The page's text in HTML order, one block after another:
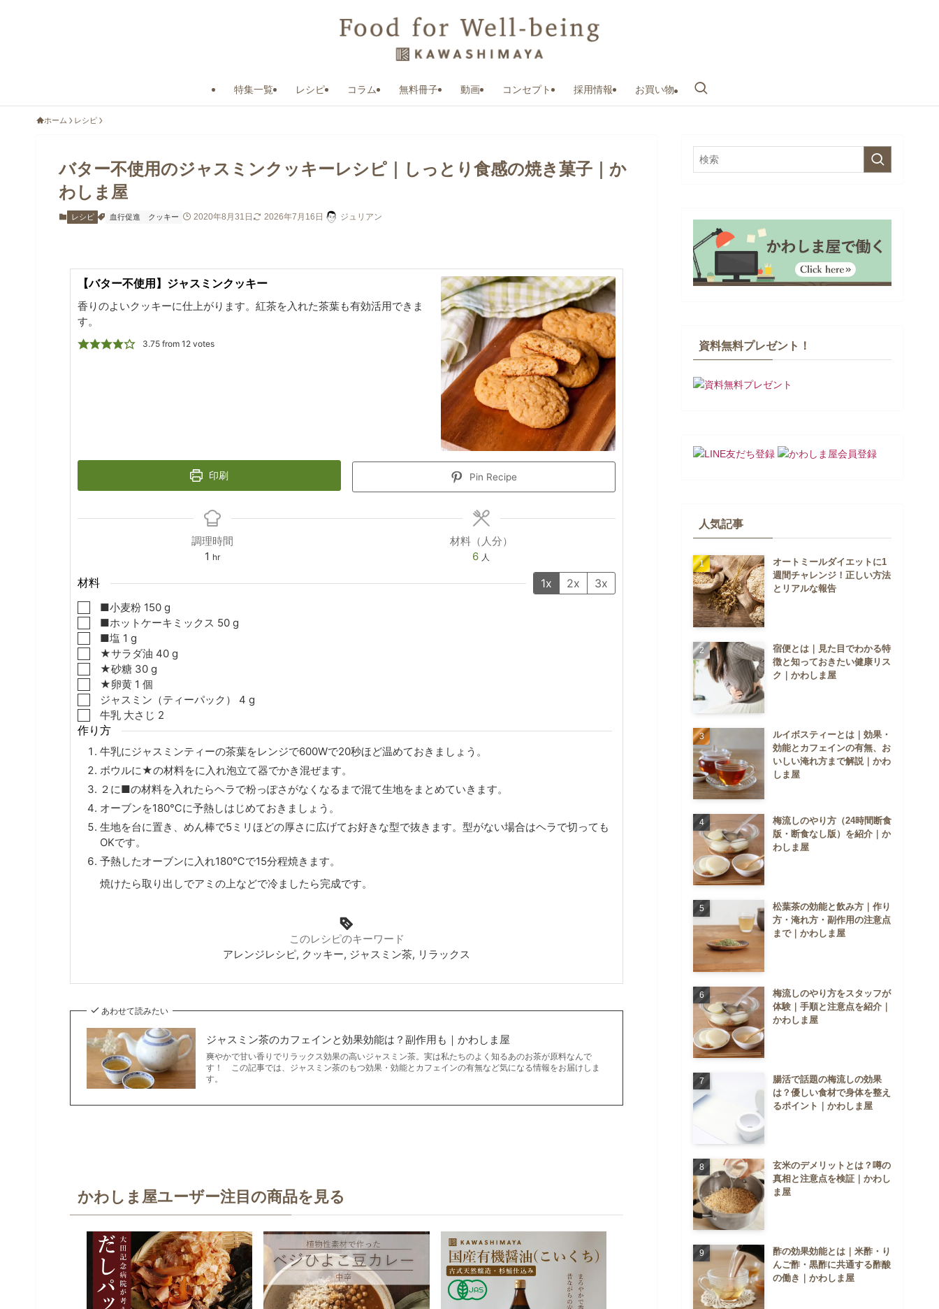
特集一覧 レシピ コラム 無料冊子 動画 コンセプト 採用情報 お買い物
ホーム レシピ
バター不使用のジャスミンクッキーレシピ｜しっとり食感の焼き菓子｜か
わしま屋
レシピ 血行促進 クッキー 2020年8月31日 2026年7月16日 ジュリアン
【バター不使用】ジャスミンクッキー
香りのよいクッキーに仕上がります。紅茶を入れた茶葉も有効活用できま
す。
3.75from 12votes
印刷 Pin Recipe
調理時間
1 hour
hr
材料（人分）
6 人
材料 1x 2x 3x
▢
■小麦粉 150 g
▢
■ ホットケーキミックス 50 g
▢
■塩 1 g
▢
★サラダ油 40 g
▢
★砂糖 30 g
▢
★卵黄 1 個
▢
ジャスミン（ティーパック） 4 g
▢
牛乳 大さじ 2
作り方
牛乳にジャスミンティーの茶葉をレンジで600Wで20秒ほど温めておきましょう。
ボウルに★の材料をに入れ泡立て器でかき混ぜます。
２に■の材料を入れたらヘラで粉っぽさがなくなるまで混て生地をまとめていきます。
オーブンを180℃に予熱しはじめておきましょう。
生地を台に置き、めん棒で5ミリほどの厚さに広げてお好きな型で抜きます。型がない場合はヘラで切っても
OKです。
予熱したオーブンに入れ180℃で15分程焼きます。
焼けたら取り出しでアミの上などで冷ましたら完成です。
このレシピのキーワード
アレンジレシピ, クッキー, ジャスミン茶, リラックス
あわせて読みたい
ジャスミン茶のカフェインと効果効能は？副作用も｜かわしま屋
爽やかで甘い香りでリラックス効果の高いジャスミン茶。実は私たちのよく知るあのお茶が原料なんで
す！ この記事では、ジャスミン茶のもつ効果・効能とカフェインの有無など気になる情報をお届けしま
す。
かわしま屋ユーザー注目の商品を見る
資料無料プレゼント！
人気記事
オートミールダイエットに1
週間チャレンジ！正しい方法
とリアルな報告
宿便とは｜見た目でわかる特
徴と知っておきたい健康リス
ク｜かわしま屋
ルイボスティーとは｜効果・
効能とカフェインの有無、お
いしい淹れ方まで解説｜かわ
しま屋
梅流しのやり方（24時間断食
版・断食なし版）を紹介｜か
わしま屋
松葉茶の効能と飲み方｜作り
方・淹れ方・副作用の注意点
まで｜かわしま屋
梅流しのやり方をスタッフが
体験｜手順と注意点を紹介｜
かわしま屋
腸活で話題の梅流しの効果
は？優しい食材で身体を整え
るポイント｜かわしま屋
玄米のデメリットとは？噂の
真相と注意点を検証｜かわし
ま屋
酢の効果効能とは｜米酢・り
んご酢・黒酢に共通する酢酸
の働き｜かわしま屋